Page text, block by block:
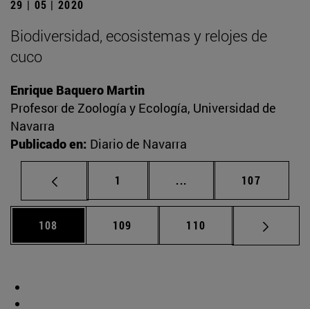
29 | 05 | 2020
Biodiversidad, ecosistemas y relojes de
cuco
Enrique Baquero Martin
Profesor de Zoología y Ecología, Universidad de
Navarra
Publicado en: Diario de Navarra
Página
1 ... Páginas intermedias
Página
107
Página
108 Página
109 Página
110